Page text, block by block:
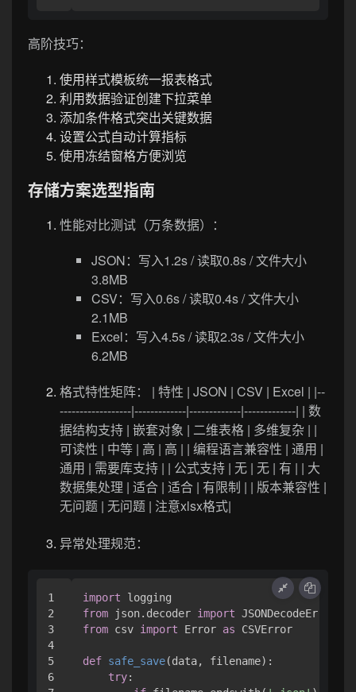
高阶技巧：
使用样式模板统一报表格式
利用数据验证创建下拉菜单
添加条件格式突出关键数据
设置公式自动计算指标
使用冻结窗格方便浏览
存储方案选型指南
性能对比测试（万条数据）：
JSON：写入1.2s / 读取0.8s / 文件大小
3.8MB
CSV：写入0.6s / 读取0.4s / 文件大小
2.1MB
Excel：写入4.5s / 读取2.3s / 文件大小
6.2MB
格式特性矩阵： | 特性 | JSON | CSV | Excel | |--
------------------|-------------|-------------|-------------| | 数
据结构支持 | 嵌套对象 | 二维表格 | 多维复杂 | |
可读性 | 中等 | 高 | 高 | | 编程语言兼容性 | 通用 |
通用 | 需要库支持 | | 公式支持 | 无 | 无 | 有 | | 大
数据集处理 | 适合 | 适合 | 有限制 | | 版本兼容性 |
无问题 | 无问题 | 注意xlsx格式|
异常处理规范：
1
2
3
4
5
6
import
from json.decoder import
from csv import Error as CSVError
def safe_save(data, filename):
try: